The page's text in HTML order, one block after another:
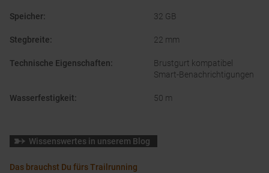
Speicher: 32 GB
Stegbreite: 22 mm
Technische Eigenschaften:
Brustgurt kompatibel
Smart-Benachrichtigungen
Wasserfestigkeit: 50 m
Wissenswertes in unserem Blog
Das brauchst Du fürs Trailrunning